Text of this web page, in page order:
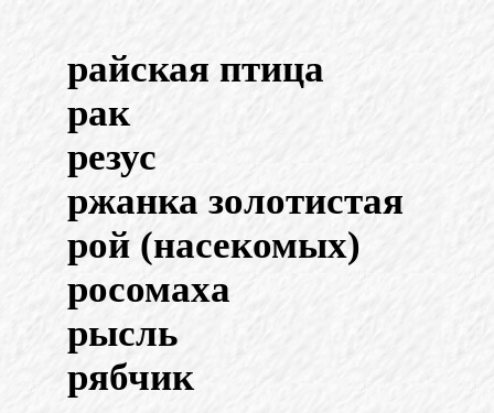
райская птица
рак
резус
ржанка золотистая
рой (насекомых)
росомаха
рысль
рябчик